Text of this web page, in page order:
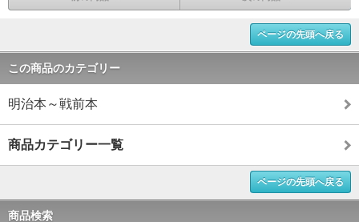
ページの先頭へ戻る
この商品のカテゴリー
明治本～戦前本
商品カテゴリー一覧
ページの先頭へ戻る
商品検索